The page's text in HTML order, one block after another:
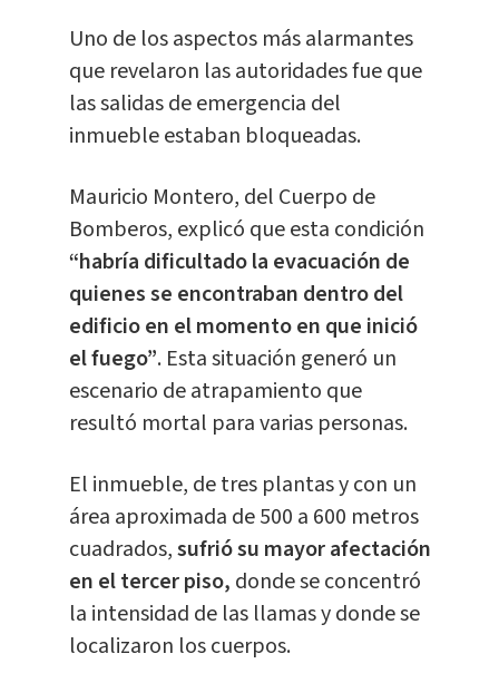
Uno de los aspectos más alarmantes
que revelaron las autoridades fue que
las salidas de emergencia del
inmueble estaban bloqueadas.
Mauricio Montero, del Cuerpo de
Bomberos, explicó que esta condición
“habría dificultado la evacuación de
quienes se encontraban dentro del
edificio en el momento en que inició
el fuego”. Esta situación generó un
escenario de atrapamiento que
resultó mortal para varias personas.
El inmueble, de tres plantas y con un
área aproximada de 500 a 600 metros
cuadrados,sufrió su mayor afectación
en el tercer piso, donde se concentró
la intensidad de las llamas y donde se
localizaron los cuerpos.